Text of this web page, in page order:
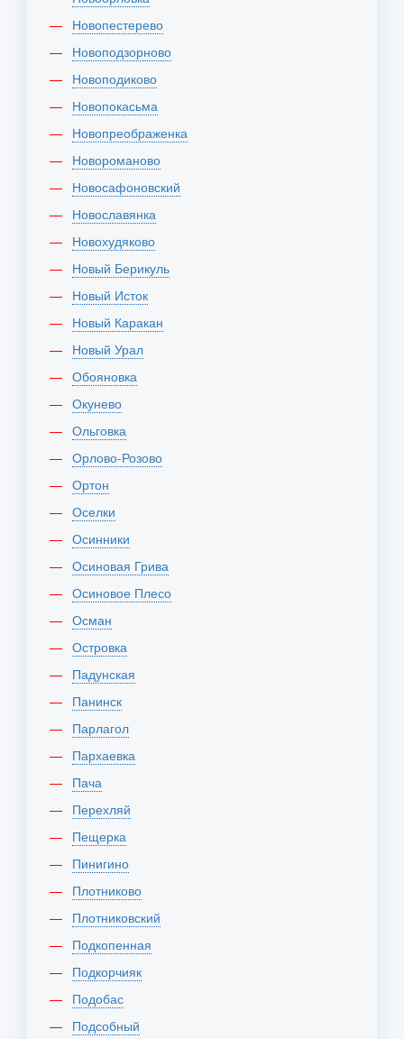
Новопестерево
Новоподзорново
Новоподиково
Новопокасьма
Новопреображенка
Новороманово
Новосафоновский
Новославянка
Новохудяково
Новый Берикуль
Новый Исток
Новый Каракан
Новый Урал
Обояновка
Окунево
Ольговка
Орлово-Розово
Ортон
Оселки
Осинники
Осиновая Грива
Осиновое Плесо
Осман
Островка
Падунская
Панинск
Парлагол
Пархаевка
Пача
Перехляй
Пещерка
Пинигино
Плотниково
Плотниковский
Подкопенная
Подкорчияк
Подобас
Подсобный